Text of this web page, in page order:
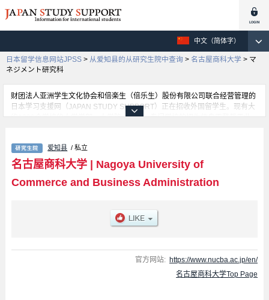
中文（简体字）
日本留学信息网站JPSS > 从爱知县的从研究生院中查询 > 名古屋商科大学 > マ
ネジメント研究科
财团法人亚洲学生文化协会和倍楽生（倍乐生）股份有限公司联合经营管理的
日本学习支援网（JAPAN STUDY SUPPORT）正在招收外国留学生。现有大
约1300个学校的大学学部、大学院、短大、专门学校的招生信息正登载于此
Accounting & Taxation等各研究科的不同信息。招收名额、合格人数等考试信
息，以及设施介绍、联系方式等外国留学生必要的信息都登载于此，请务必查
阅和利用此网。
爱知县 / 私立
名古屋商科大学| Nagoya University of
Commerce and Business Administration
官方网站: https://www.nucba.ac.jp/en/
名古屋商科大学Top Page